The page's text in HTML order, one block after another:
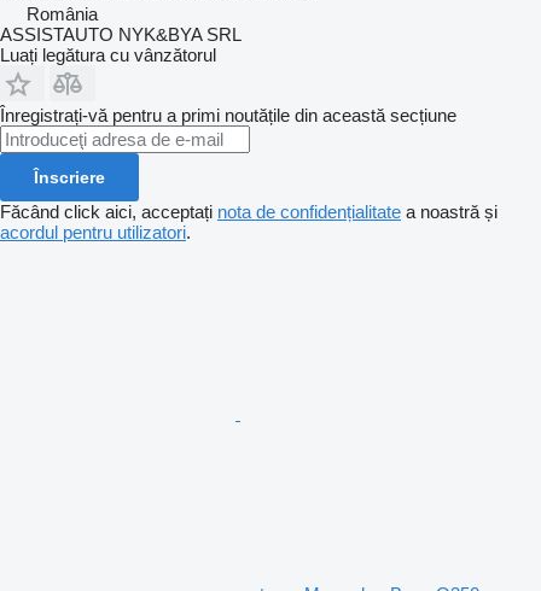
România
ASSISTAUTO NYK&BYA SRL
Luați legătura cu vânzătorul
Înregistrați-vă pentru a primi noutățile din această secțiune
Înscriere
Făcând click aici, acceptați nota de confidențialitate a noastră și
acordul pentru utilizatori.